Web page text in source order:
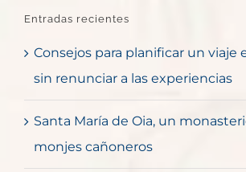
Entradas recientes
Consejos para planificar un viaje
sin renunciar a las experiencias
Santa María de Oia, un
monjes cañoneros